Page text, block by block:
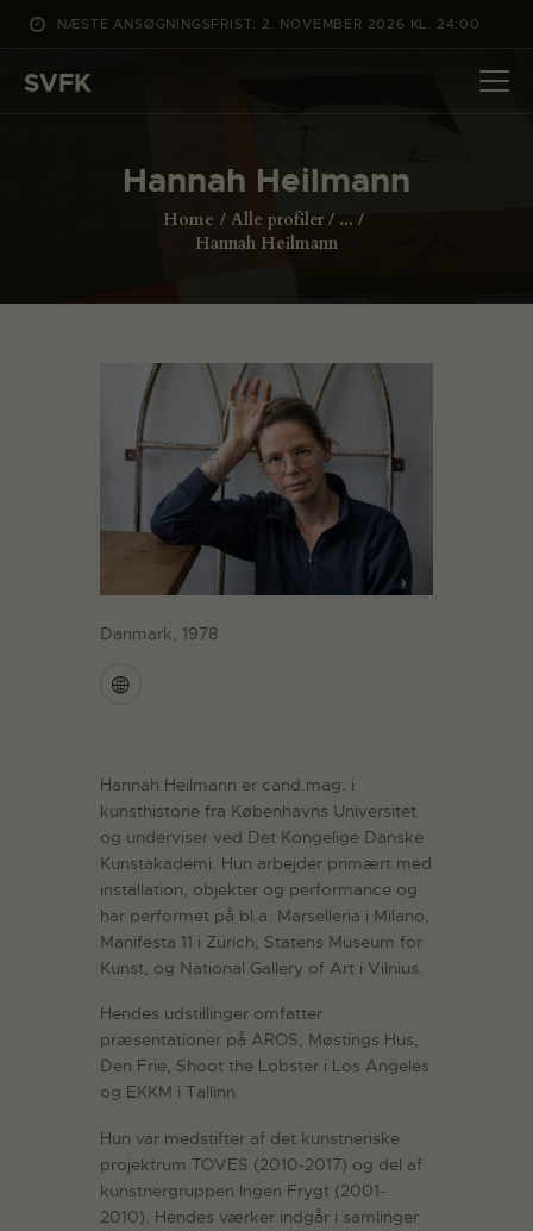
NÆSTE ANSØGNINGSFRIST: 2. NOVEMBER 2026 KL. 24:00
SVFK
Hannah Heilmann
Home Alle profiler
...
Hannah Heilmann
DET SKER
CHANNEL
Danmark, 1978
Hannah Heilmann er cand.mag. i
kunsthistorie fra Københavns Universitet
og underviser ved Det Kongelige Danske
Kunstakademi. Hun arbejder primært med
installation, objekter og performance og
har performet på bl.a. Marselleria i Milano,
Manifesta 11 i Zürich, Statens Museum for
Kunst, og National Gallery of Art i Vilnius.
Hendes udstillinger omfatter
præsentationer på AROS, Møstings Hus,
Den Frie, Shoot the Lobster i Los Angeles
og EKKM i Tallinn.
Hun var medstifter af det kunstneriske
projektrum TOVES (2010-2017) og del af
kunstnergruppen Ingen Frygt (2001-
2010). Hendes værker indgår i samlinger